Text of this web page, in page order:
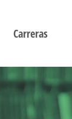
Carreras